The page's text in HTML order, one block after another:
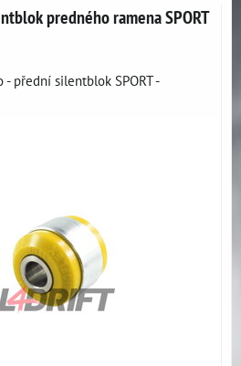
predného ramena SPORT
přední silentblok SPORT -